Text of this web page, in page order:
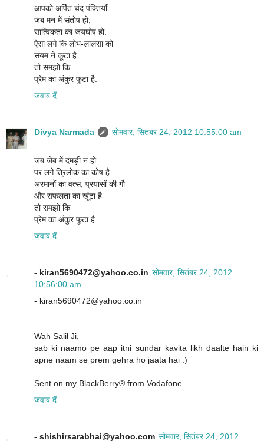
आपको अर्पित चंद पंक्तियाँ
जब मन में संतोष हो,
सात्विकता का जयघोष हो.
ऐसा लगे कि लोभ-लालसा को
संयम ने कूटा है
तो समझो कि
प्रेम का अंकुर फूटा है.
जवाब दें
Divya Narmada सोमवार, सितंबर 24, 2012 10:55:00 am
जब जेब में दमड़ी न हो
पर लगे त्रिलोक का कोष है.
अरमानों का वत्स, प्रयासों की गौ
और सफलता का खूंटा है
तो समझो कि
प्रेम का अंकुर फूटा है.
जवाब दें
- kiran5690472@yahoo.co.in सोमवार, सितंबर 24, 2012
10:56:00 am
- kiran5690472@yahoo.co.in
Wah Salil Ji,
sab ki naamo pe aap itni sundar kavita likh daalte hain ki
apne naam se prem gehra ho jaata hai :)
Sent on my BlackBerry® from Vodafone
जवाब दें
- shishirsarabhai@yahoo.com सोमवार, सितंबर 24, 2012